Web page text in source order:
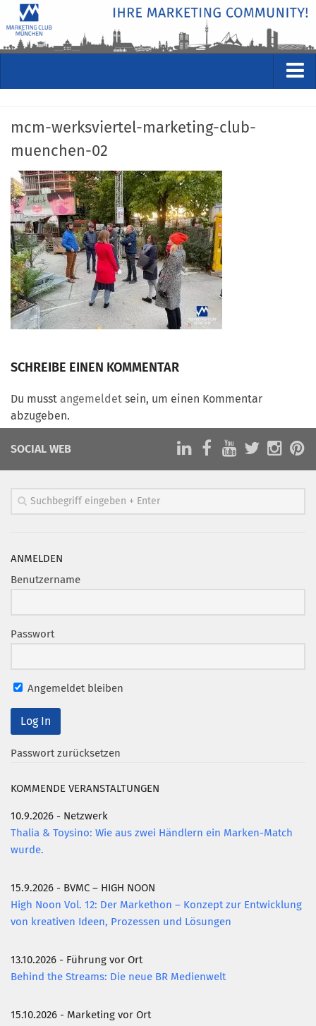
Kommende Veranstaltungen
Rückblicke
Veranstaltungsformate
STUDIO
ÜBER
Wer wir sind
Clubführung
Geschäftsstelle
Marketing Pioniere
MarketingFrauen
Mentoring
Newsletter
Clubmagazin
MITGLIEDSCHAFT
PODCAST
AKTUELLES
KONTAKT
mcm-werksviertel-marketing-club-
muenchen-02
SCHREIBE EINEN KOMMENTAR
Du musst angemeldet sein, um einen Kommentar
abzugeben.
SOCIAL WEB
ANMELDEN
Benutzername
Passwort
Angemeldet bleiben
Passwort zurücksetzen
KOMMENDE VERANSTALTUNGEN
10.9.2026 - Netzwerk
Thalia & Toysino: Wie aus zwei Händlern ein Marken-Match
wurde.
15.9.2026 - BVMC – HIGH NOON
High Noon Vol. 12: Der Markethon – Konzept zur Entwicklung
von kreativen Ideen, Prozessen und Lösungen
13.10.2026 - Führung vor Ort
Behind the Streams: Die neue BR Medienwelt
15.10.2026 - Marketing vor Ort